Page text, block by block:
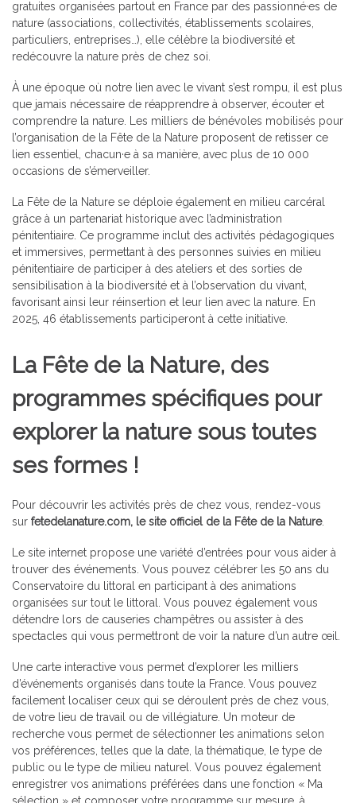
gratuites organisées partout en France par des passionné·es de
nature (associations, collectivités, établissements scolaires,
particuliers, entreprises…), elle célèbre la biodiversité et
redécouvre la nature près de chez soi.
À une époque où notre lien avec le vivant s’est rompu, il est plus
que jamais nécessaire de réapprendre à observer, écouter et
comprendre la nature. Les milliers de bénévoles mobilisés pour
l’organisation de la Fête de la Nature proposent de retisser ce
lien essentiel, chacun·e à sa manière, avec plus de 10 000
occasions de s’émerveiller.
La Fête de la Nature se déploie également en milieu carcéral
grâce à un partenariat historique avec l’administration
pénitentiaire. Ce programme inclut des activités pédagogiques
et immersives, permettant à des personnes suivies en milieu
pénitentiaire de participer à des ateliers et des sorties de
sensibilisation à la biodiversité et à l’observation du vivant,
favorisant ainsi leur réinsertion et leur lien avec la nature. En
2025, 46 établissements participeront à cette initiative.
La Fête de la Nature, des
programmes spécifiques pour
explorer la nature sous toutes
ses formes !
Pour découvrir les activités près de chez vous, rendez-vous
sur fetedelanature.com, le site officiel de la Fête de la Nature.
Le site internet propose une variété d’entrées pour vous aider à
trouver des événements . Vous pouvez célébrer les 50 ans du
Conservatoire du littoral en participant à des animations
organisées sur tout le littoral. Vous pouvez également vous
détendre lors de causeries champêtres ou assister à des
spectacles qui vous permettront de voir la nature d’un autre œil
Une carte interactive vous permet d’explorer les milliers
d’événements organisés dans toute la France. Vous pouvez
facilement localiser ceux qui se déroulent près de chez vous,
de votre lieu de travail ou de villégiature. Un moteur de
recherche vous permet de sélectionner les animations selon
vos préférences, telles que la date, la thématique, le type de
public ou le type de milieu naturel. Vous pouvez également
enregistrer vos animations préférées dans une fonction « Ma